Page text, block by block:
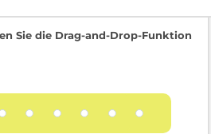
Sie die Drag-and-Drop-Funktion